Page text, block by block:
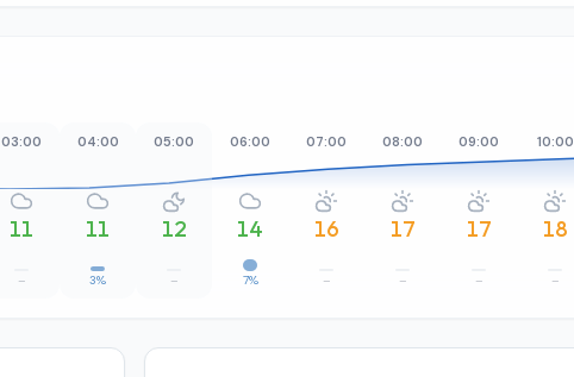
03:00
11
–
04:00
11
3%
05:00
12
–
06:00
14
7%
07:00
16
–
08:00
17
–
09:00
17
–
10:00
18
–